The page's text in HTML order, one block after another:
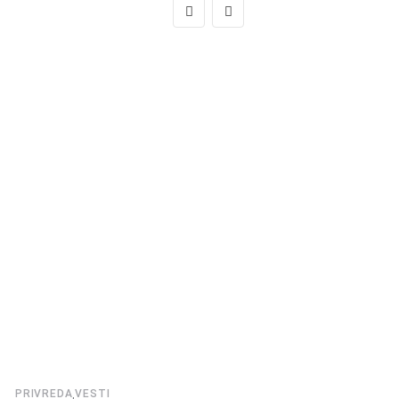
PRIVREDA,VESTI